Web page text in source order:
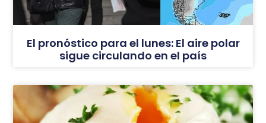
El pronóstico para el lunes: El aire polar
sigue circulando en el país